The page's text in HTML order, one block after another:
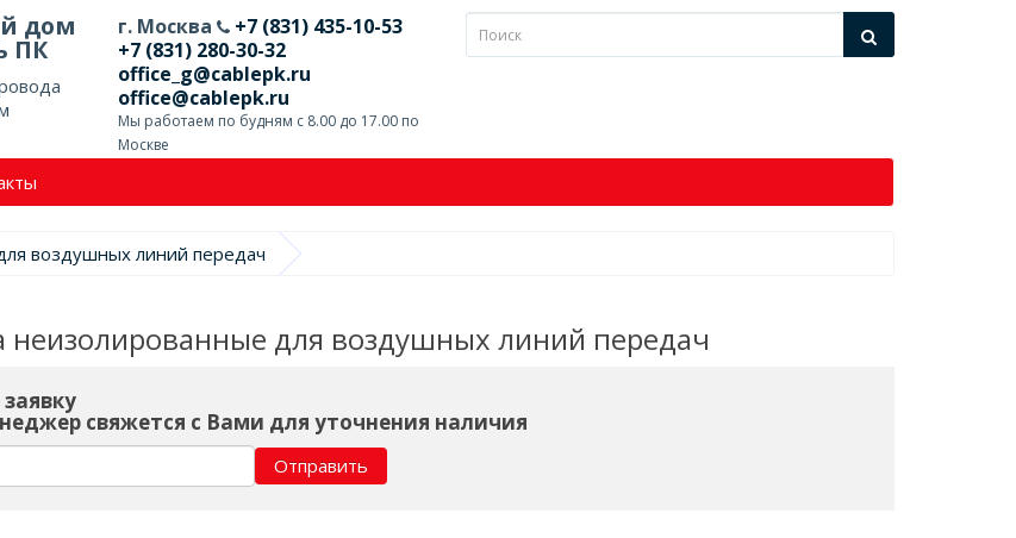
дом
ПК
г. Москва
+7 (831) 435-10-53
+7 (831) 280-30-32
office_g@cablepk.ru
office@cablepk.ru
Мы работаем по будням с 8.00 до 17.00 по
Москве
воздушных линий передач
неизолированные для воздушных линий передач
свяжется с Вами для уточнения наличия
Отправить